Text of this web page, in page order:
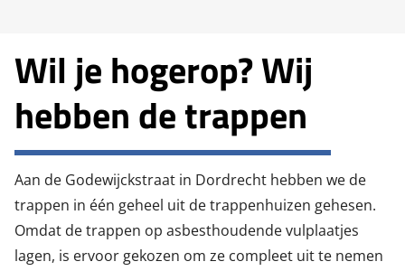
Wil je hogerop? Wij
hebben de trappen
Aan de Godewijckstraat in Dordrecht hebben we de
trappen in één geheel uit de trappenhuizen gehesen.
Omdat de trappen op asbesthoudende vulplaatjes
lagen, is ervoor gekozen om ze compleet uit te nemen